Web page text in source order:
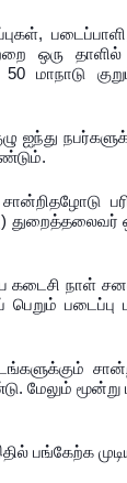
ஒரு
ஐந்து
நாள்
மேலும் மூன்று
பங்கேற்க